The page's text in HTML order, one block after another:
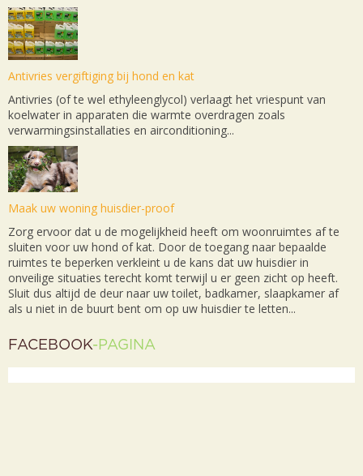
Antivries vergiftiging bij hond en kat
Antivries (of te wel ethyleenglycol) verlaagt het vriespunt van
koelwater in apparaten die warmte overdragen zoals
verwarmingsinstallaties en airconditioning...
Maak uw woning huisdier-proof
Zorg ervoor dat u de mogelijkheid heeft om woonruimtes af te
sluiten voor uw hond of kat. Door de toegang naar bepaalde
ruimtes te beperken verkleint u de kans dat uw huisdier in
onveilige situaties terecht komt terwijl u er geen zicht op heeft.
Sluit dus altijd de deur naar uw toilet, badkamer, slaapkamer af
als u niet in de buurt bent om op uw huisdier te letten...
FACEBOOK-PAGINA